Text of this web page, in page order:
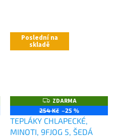
Poslední na
skladě
Z
D
A
R
M
A
ZDARMA
254 Kč –25 %
TEPLÁKY CHLAPECKÉ,
MINOTI, 9FJOG 5, ŠEDÁ